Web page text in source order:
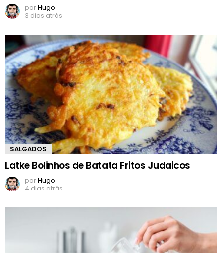
porHugo
3 dias atrás
SALGADOS
Latke Bolinhos de Batata Fritos Judaicos
porHugo
4 dias atrás